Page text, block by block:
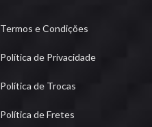
Termos e Condições
Política de Privacidade
Política de Trocas
Política de Fretes